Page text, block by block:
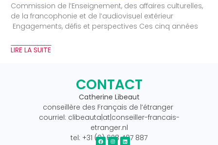
Commission de l’Enseignement, des affaires culturelles,
de la francophonie et de l’audiovisuel extérieur
Engagements, défis et perspectives Ces cinq années
LIRE LA SUITE
CONTACT
Catherine Libeaut
conseillère des Français de l’étranger
courriel: clibeauta|at|conseiller-francais-
etranger.nl
tel: +31 (0) 628 407 887